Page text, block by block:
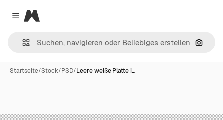
Close menu
Magnific
Nach
Startseite/Stock/PSD/Leere weiße Platte i…